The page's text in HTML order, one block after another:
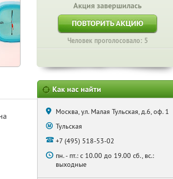
Акция завершилась
ПОВТОРИТЬ АКЦИЮ
Человек проголосовало: 5
Как нас найти
Москва, ул. Малая Тульская, д.6, оф. 1
Тульская
+7 (495) 518-53-02
пн. - пт.: с 10.00 до 19.00 сб., вс.:
выходные